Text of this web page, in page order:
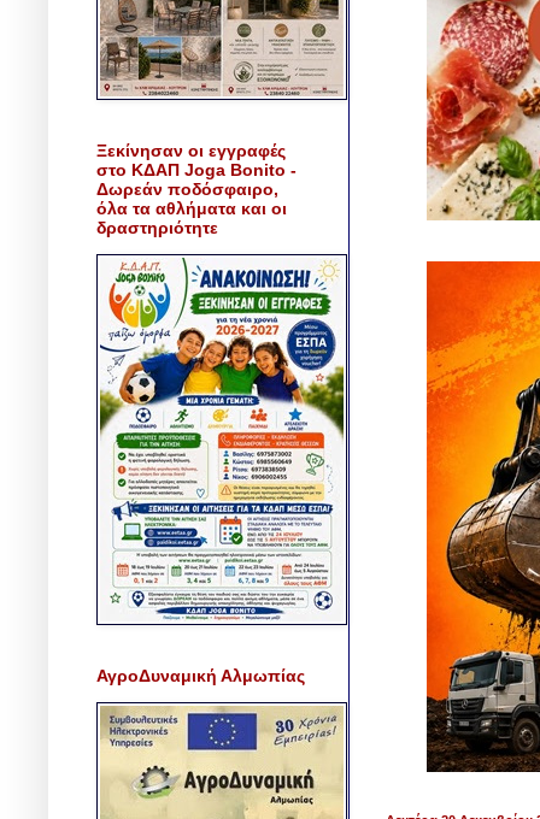
Ξεκίνησαν οι εγγραφές
στο ΚΔΑΠ Joga Bonito -
Δωρεάν ποδόσφαιρο,
όλα τα αθλήματα και οι
δραστηριότητε
ΑγροΔυναμική Αλμωπίας